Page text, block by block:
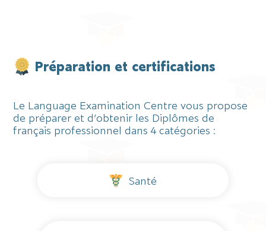
Préparation et certifications
Le Language Examination Centre vous propose
de préparer et d’obtenir les Diplômes de
français professionnel dans 4 catégories :
Santé